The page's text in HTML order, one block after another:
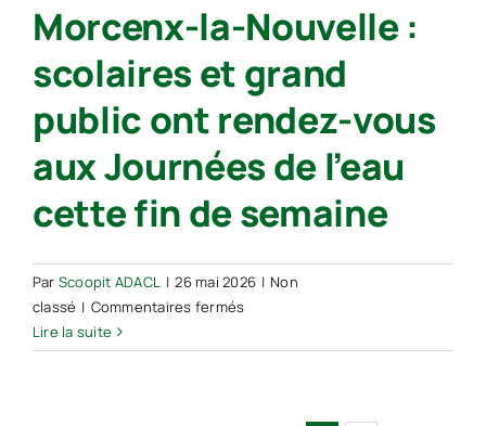
ateliers
ludiques
pour
apprendre
l’anglais
autrement,
pendant
la
pause
Morcenx-la-Nouvelle :
scolaires et grand
public ont rendez-vous
aux Journées de l’eau
cette fin de semaine
Par Scoopit ADACL | 26 mai 2026 | Non
classé | Commentaires ferméssur
la-
Lire la suite